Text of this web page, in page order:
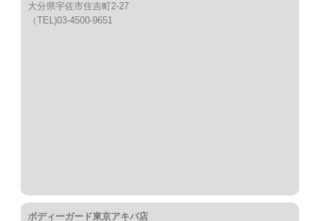
大分県宇佐市住吉町2-27
（TEL)03-4500-9651
ボディーガード東京アキバ店